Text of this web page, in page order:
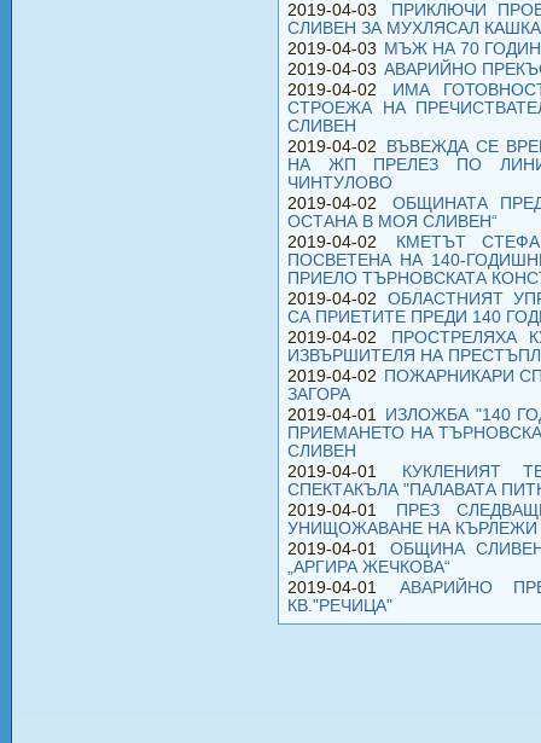
2019-04-03
ПРИКЛЮЧИ
СЛИВЕН ЗА МУХЛЯСАЛ
2019-04-03 МЪЖ НА 70
2019-04-03 АВАРИЙНО
2019-04-02
ИМА
СТРОЕЖА НА
СЛИВЕН
2019-04-02
ВЪВЕЖДА СЕ
НА ЖП ПРЕЛЕЗ ПО
ЧИНТУЛОВО
2019-04-02
ОБЩИНАТА
ОСТАНА В МОЯ СЛИВЕН“
2019-04-02
КМЕТЪТ
ПОСВЕТЕНА НА 140-
ПРИЕЛО ТЪРНОВСКАТА
2019-04-02
ОБЛАСТНИЯТ
СА ПРИЕТИТЕ ПРЕДИ 140
2019-04-02
ПРОСТРЕЛЯХА
ИЗВЪРШИТЕЛЯ НА
2019-04-02 ПОЖАРНИКАРИ
ЗАГОРА
2019-04-01 ИЗЛОЖБА "140
ПРИЕМАНЕТО НА
СЛИВЕН
2019-04-01
КУКЛЕНИЯТ
СПЕКТАКЪЛА "ПАЛАВАТА
2019-04-01
ПРЕЗ
УНИЩОЖАВАНЕ НА КЪРЛЕЖИ
2019-04-01
ОБЩИНА
„АРГИРА ЖЕЧКОВА“
2019-04-01
АВАРИЙНО
КВ."РЕЧИЦА"